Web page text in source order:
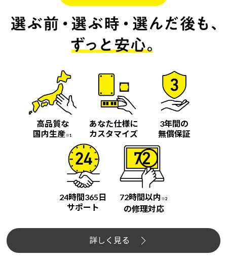
高品質な
国内生産※1
あなた仕様に
カスタマイズ
3年間の
無償保証
24時間365日
サポート
72時間以内 ※2
の修理対応
詳しく見る